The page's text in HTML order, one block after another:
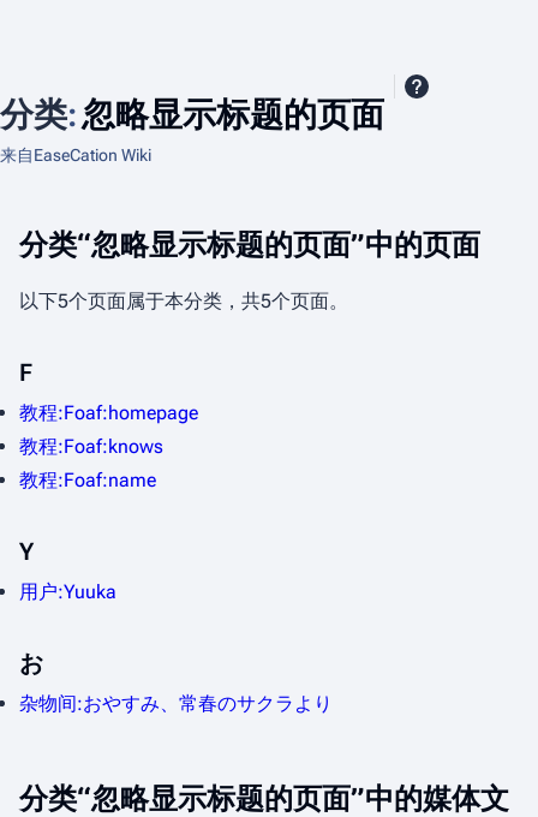
分类:忽略显示标题的页面
来自EaseCation Wiki
分类“忽略显示标题的页面”中的页面
以下5个页面属于本分类，共5个页面。
F
教程:Foaf:homepage
教程:Foaf:knows
教程:Foaf:name
Y
用户:Yuuka
お
杂物间:おやすみ、常春のサクラより
分类“忽略显示标题的页面”中的媒体文